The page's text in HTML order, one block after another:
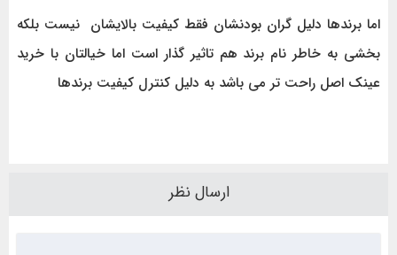
اما برندها دلیل گران بودنشان فقط کیفیت بالایشان نیست بلکه
بخشی به خاطر نام برند هم تاثیر گذار است اما خیالتان با خرید
عینک اصل راحت تر می باشد به دلیل کنترل کیفیت برندها
ارسال نظر